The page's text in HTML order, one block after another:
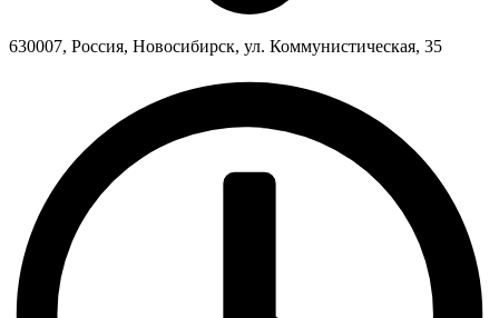
630007, Россия, Новосибирск, ул. Коммунистическая, 35